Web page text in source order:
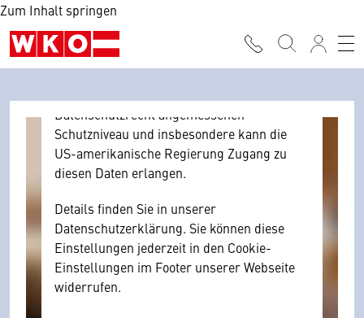
Zum Inhalt springen
Browser personenbezogene technische
Daten zu Geräten und Nutzerverhalten
mitunter mit US-amerikanischen Anbietern
Datenschutzrecht angemessenen
Schutzniveau und insbesondere kann die
US-amerikanische Regierung Zugang zu
diesen Daten erlangen.
Details finden Sie in unserer
Datenschutzerklärung. Sie können diese
Einstellungen jederzeit in den Cookie-
Einstellungen im Footer unserer Webseite
widerrufen.